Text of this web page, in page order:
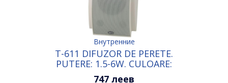
Внутренние
T-611 DIFUZOR DE PERETE.
PUTERE: 1.5-6W. CULOARE:
ALB+GRI
747 леев